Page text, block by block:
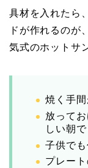
具材を入れたら
ドが作れるのが
気式のホットサ
焼く手
放って
しい朝で
子供でも
プレー